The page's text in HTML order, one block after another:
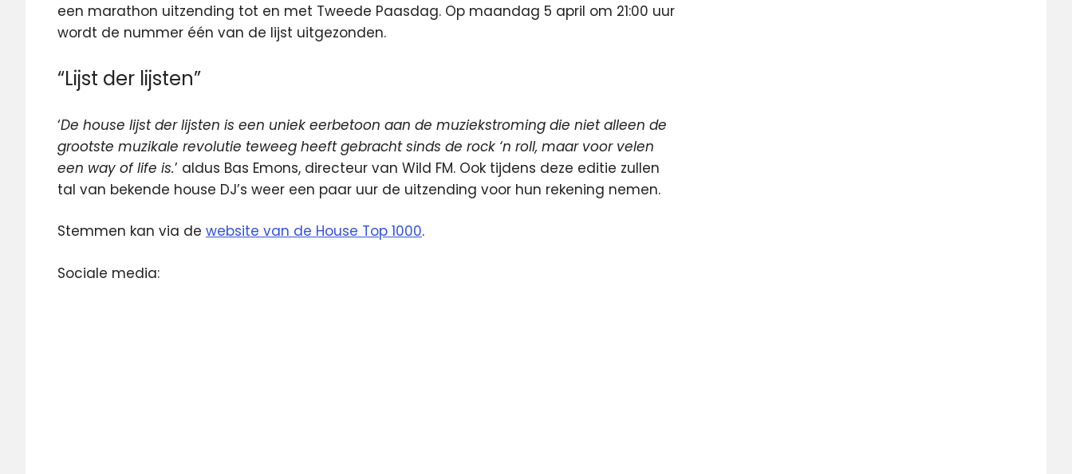
een marathon uitzending tot en met Tweede Paasdag. Op maandag 5 april om 21:00 uur
wordt de nummer één van de lijst uitgezonden.
“Lijst der lijsten”
‘De house lijst der lijsten is een uniek eerbetoon aan de muziekstroming die niet alleen de
grootste muzikale revolutie teweeg heeft gebracht sinds de rock ‘n roll, maar voor velen
een way of life is.’ aldus Bas Emons, directeur van Wild FM. Ook tijdens deze editie zullen
tal van bekende house DJ’s weer een paar uur de uitzending voor hun rekening nemen.
Stemmen kan via de website van de House Top 1000.
Sociale media: